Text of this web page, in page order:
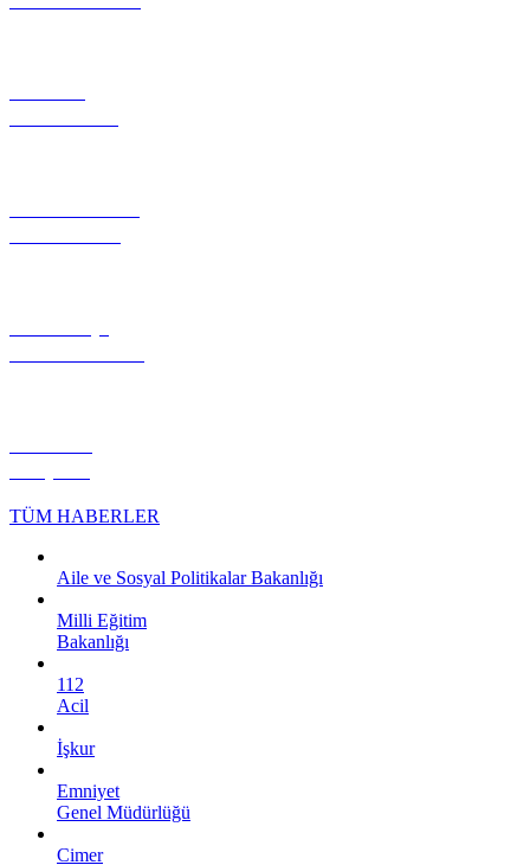
TÜM HABERLER
Aile ve Sosyal Politikalar Bakanlığı
Milli Eğitim
Bakanlığı
112
Acil
İşkur
Emniyet
Genel Müdürlüğü
Cimer